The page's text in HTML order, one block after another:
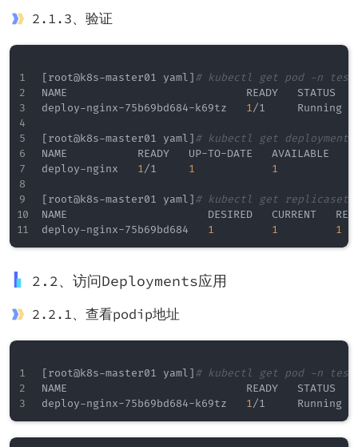
2.1.3、验证
[root@k8s-master01 yaml]# kubectl get pod -n test
NAME                            READY   STATUS
deploy-nginx-75b69bd684-k69tz 1/1
[root@k8s-master01 yaml]# kubectl get
NAME           READY   UP-TO-DATE   AVAILABLE
deploy-nginx 1/1 1 1
[root@k8s-master01 yaml]# kubectl get
NAME                      DESIRED   CURRENT
deploy-nginx-75b69bd684 1 1 1
2.2、访问Deployments应用
2.2.1、查看podip地址
[root@k8s-master01 yaml] # kubectl get pod -n test
NAME                            READY   STATUS
deploy-nginx-75b69bd684-k69tz 1/1